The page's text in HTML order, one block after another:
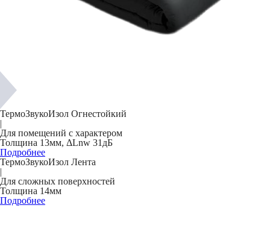
ТермоЗвукоИзол Огнестойкий
|
Для помещений с характером
Толщина 13мм, ΔLnw 31дБ
Подробнее
ТермоЗвукоИзол Лента
|
Для сложных поверхностей
Толщина 14мм
Подробнее